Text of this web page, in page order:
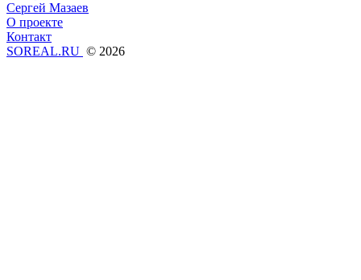
Сергей Мазаев
О проекте
Контакт
SOREAL.RU © 2026